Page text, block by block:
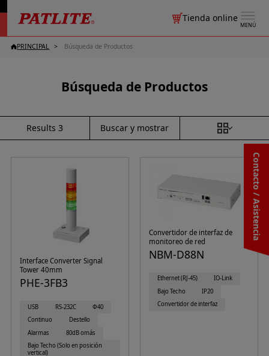
MENÚ
Tienda online
Contacto / Asistencia
PRINCIPAL Búsqueda de Productos
Búsqueda de Productos
Results3 Buscar y mostrar
Interface Converter Signal
Tower 40mm
PHE-3FB3
USB RS-232C
Φ40
Continuo
Destello
Alarmas
80dB omás
Bajo Techo (Solo en posición
vertical)
Convertidor de interfaz de
monitoreo de red
NBM-D88N
Ethernet (RJ-45)
IO-Link
Bajo Techo
IP20
Convertidor de interfaz